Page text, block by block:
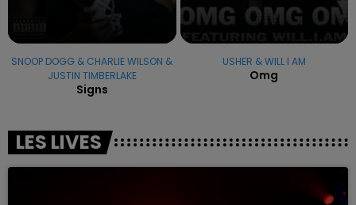
SNOOP DOGG & CHARLIE WILSON &
JUSTIN TIMBERLAKE
Signs
USHER & WILL I AM
Omg
LES LIVES